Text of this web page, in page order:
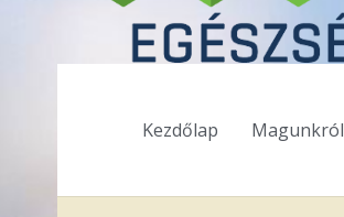
Kezdőlap Magunkról